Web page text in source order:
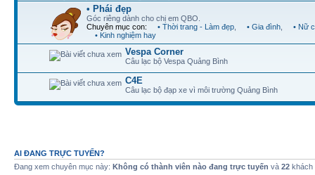
• Phái đẹp
Góc riêng dành cho chị em QBO.
Chuyên mục con:
• Thời trang - Làm đẹp • Gia đình
• Nữ
• Kinh nghiệm hay
Vespa Corner
Câu lạc bộ Vespa Quảng Bình
C4E
Câu lạc bộ đạp xe vì môi trường Quảng Bình
AI ĐANG TRỰC TUYẾN?
Đang xem chuyên mục này: Không có thành viên nào đang trực tuyến và 22 khách